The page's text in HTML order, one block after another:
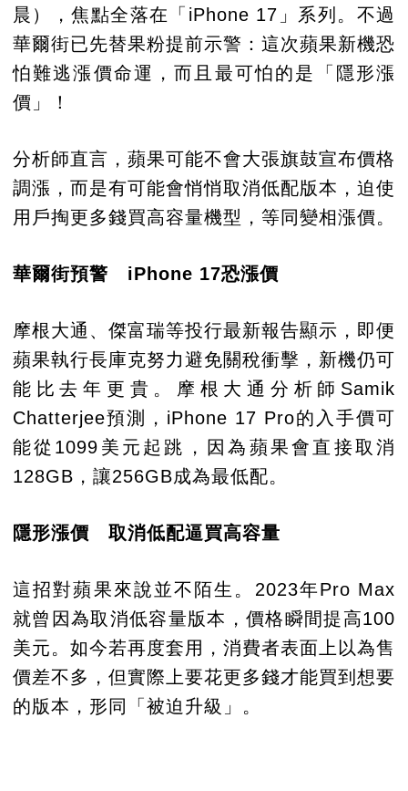
晨），焦點全落在「iPhone 17」系列。不過
華爾街已先替果粉提前示警：這次蘋果新機恐
怕難逃漲價命運，而且最可怕的是「隱形漲
價」！
分析師直言，蘋果可能不會大張旗鼓宣布價格
調漲，而是有可能會悄悄取消低配版本，迫使
用戶掏更多錢買高容量機型，等同變相漲價。
華爾街預警 iPhone 17恐漲價
摩根大通、傑富瑞等投行最新報告顯示，即便
蘋果執行長庫克努力避免關稅衝擊，新機仍可
能比去年更貴。摩根大通分析師Samik
Chatterjee預測，iPhone 17 Pro的入手價可
能從1099美元起跳，因為蘋果會直接取消
128GB，讓256GB成為最低配。
隱形漲價 取消低配逼買高容量
這招對蘋果來說並不陌生。2023年Pro Max
就曾因為取消低容量版本，價格瞬間提高100
美元。如今若再度套用，消費者表面上以為售
價差不多，但實際上要花更多錢才能買到想要
的版本，形同「被迫升級」。